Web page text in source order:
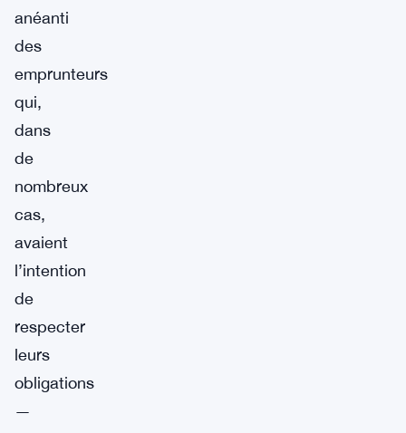
anéanti
des
emprunteurs
qui,
dans
de
nombreux
cas,
avaient
l’intention
de
respecter
leurs
obligations
—